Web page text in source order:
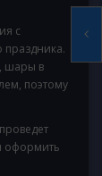
с
праздника.
шары в
поэтому
оформить